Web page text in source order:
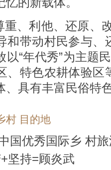
重、利他、还原、
和带动村民参与、
以“年代秀”为主题
、特色农耕体验区
、具有丰富民俗特
村 目的地
国优秀国际乡 村
坚持=顾炎武